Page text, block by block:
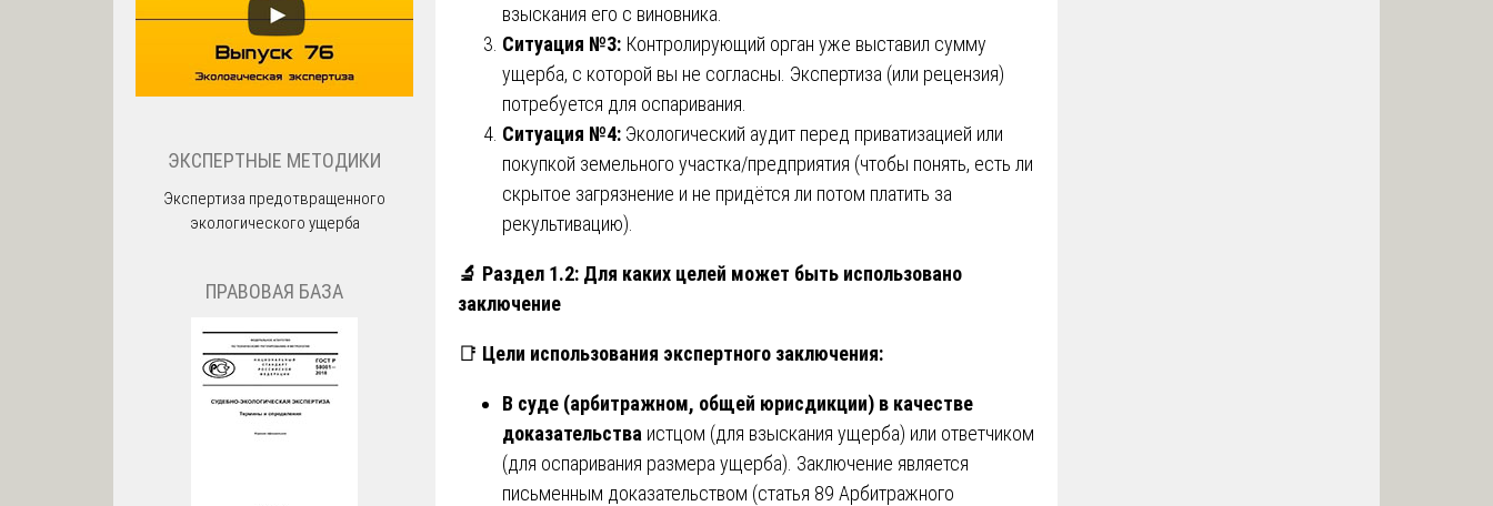
взыскания его с виновника.
Ситуация №3: Контролирующий орган уже выставил сумму
ущерба, с которой вы не согласны. Экспертиза (или рецензия)
потребуется для оспаривания.
Ситуация №4: Экологический аудит перед приватизацией или
покупкой земельного участка/предприятия (чтобы понять, есть ли
скрытое загрязнение и не придётся ли потом платить за
рекультивацию).
🔬 Раздел 1.2: Для каких целей может быть использовано
заключение
📑 Цели использования экспертного заключения:
В суде (арбитражном, общей юрисдикции) в качестве
доказательства истцом (для взыскания ущерба) или ответчиком
(для оспаривания размера ущерба). Заключение является
письменным доказательством (статья 89 Арбитражного
ЭКСПЕРТНЫЕ МЕТОДИКИ
Экспертиза предотвращенного
экологического ущерба
ПРАВОВАЯ БАЗА